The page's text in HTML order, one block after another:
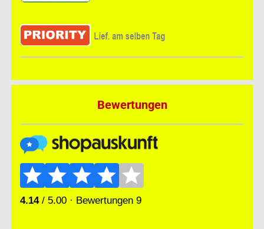
Bewertungen